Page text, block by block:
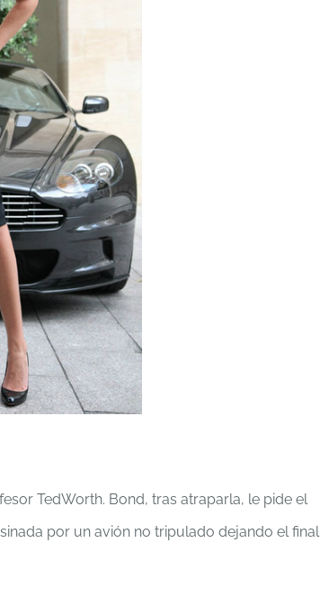
TedWorth. Bond, tras atraparla, le pide el
por un avión no tripulado dejando el final